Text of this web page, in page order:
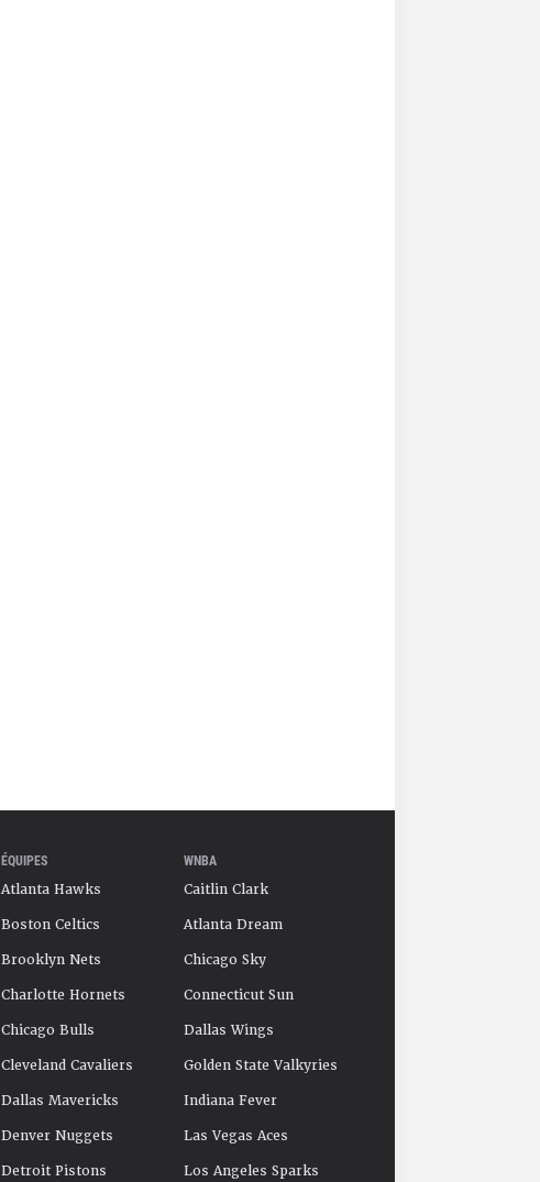
ÉQUIPES
Atlanta Hawks
Boston Celtics
Brooklyn Nets
Charlotte Hornets
Chicago Bulls
Cleveland Cavaliers
Dallas Mavericks
Denver Nuggets
Detroit Pistons
WNBA
Caitlin Clark
Atlanta Dream
Chicago Sky
Connecticut Sun
Dallas Wings
Golden State Valkyries
Indiana Fever
Las Vegas Aces
Los Angeles Sparks